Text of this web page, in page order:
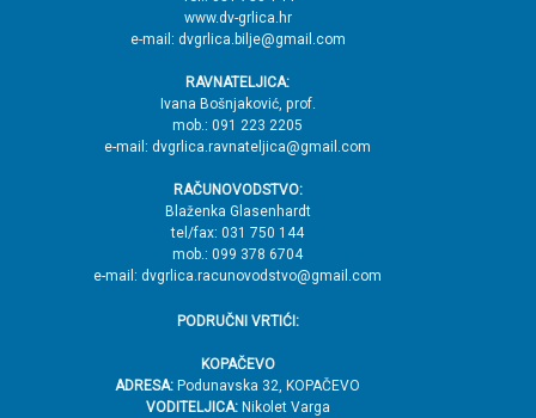
www.dv-grlica.hr
e-mail: dvgrlica.bilje@gmail.com
RAVNATELJICA:
Ivana Bošnjaković, prof.
mob.: 091 223 2205
e-mail: dvgrlica.ravnateljica@gmail.com
RAČUNOVODSTVO:
Blaženka Glasenhardt
tel/fax: 031 750 144
mob.: 099 378 6704
e-mail: dvgrlica.racunovodstvo@gmail.com
PODRUČNI VRTIĆI:
KOPAČEVO
ADRESA: Podunavska 32, KOPAČEVO
VODITELJICA:Nikolet Varga